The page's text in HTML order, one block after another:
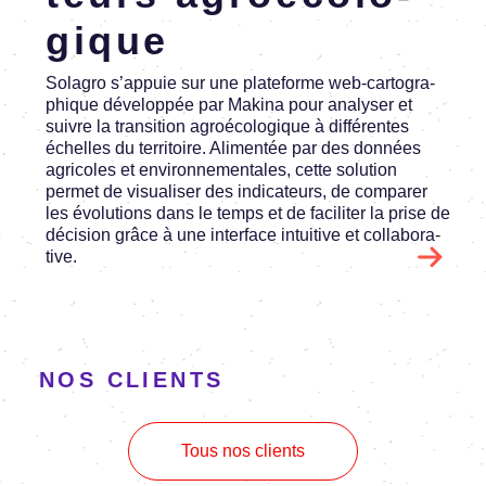
gique
Sola­gro s’ap­puie sur une plate­forme web-carto­gra­
phique déve­lop­pée par Makina pour analy­ser et
suivre la tran­si­tion agroé­co­lo­gique à diffé­rentes
échelles du terri­toire. Alimen­tée par des données
agri­coles et envi­ron­ne­men­tales, cette solu­tion
permet de visua­li­ser des indi­ca­teurs, de compa­rer
les évolu­tions dans le temps et de faci­li­ter la prise de
déci­sion grâce à une inter­face intui­tive et colla­bo­ra­
tive.
NOS CLIENTS
Tous nos clients